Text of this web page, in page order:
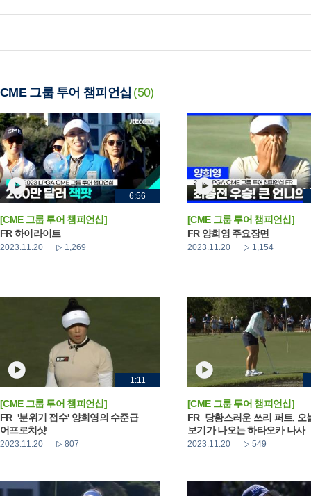
CME 그룹 투어 챔피언십 (50)
6:56
[CME 그룹 투어 챔피언십]
FR 하이라이트
2023.11.20 1,269
[CME 그룹 투어 챔피언십]
FR 양희영 주요장면
2023.11.20 1,154
1:11
[CME 그룹 투어 챔피언십]
FR_'분위기 접수' 양희영의 수준급
어프로치샷
2023.11.20 807
[CME 그룹 투어 챔피언십]
FR_당황스러운 쓰리 퍼트, 오
보기가 나오는 하타오카 나사
2023.11.20 549